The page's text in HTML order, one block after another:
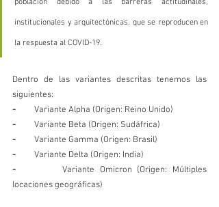
población debido a las barreras actitudinales,
institucionales y arquitectónicas, que se reproducen en
la respuesta al COVID-19.
Dentro de las variantes descritas tenemos las
siguientes:
-
         Variante Alpha (Origen: Reino Unido)
-
        Variante Beta (Origen: Sudáfrica)
-
         Variante Gamma (Origen: Brasil)
-
        Variante Delta (Origen: India)
-
        Variante Omicron (Origen: Múltiples
locaciones geográficas)